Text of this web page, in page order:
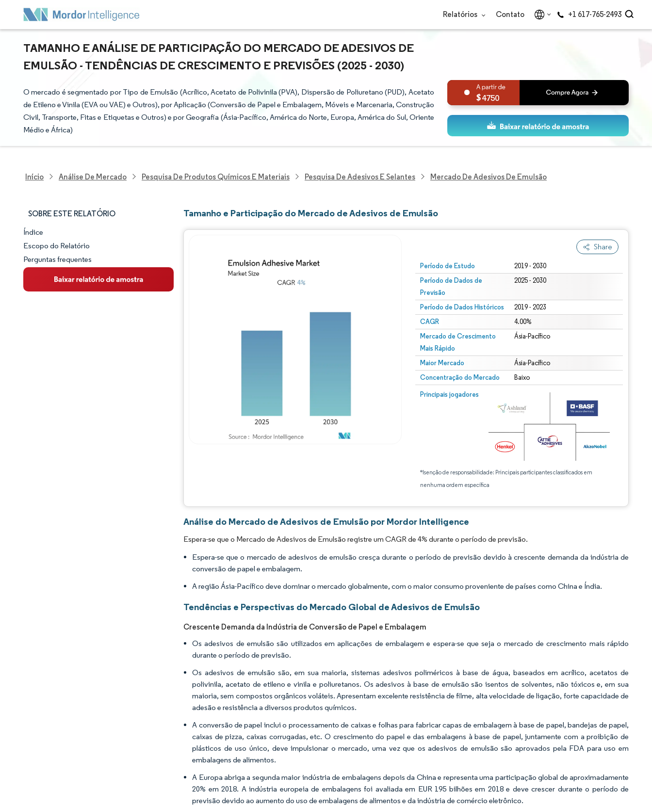
Relatórios Contato +1 617-765-2493
TAMANHO E ANÁLISE DE PARTICIPAÇÃO DO MERCADO DE ADESIVOS DE
EMULSÃO - TENDÊNCIAS DE CRESCIMENTO E PREVISÕES (2025 - 2030)
O mercado é segmentado por Tipo de Emulsão (Acrílico, Acetato de Polivinila (PVA), Dispersão de Poliuretano (PUD), Acetato
de Etileno e Vinila (EVA ou VAE) e Outros), por Aplicação (Conversão de Papel e Embalagem, Móveis e Marcenaria, Construção
Civil, Transporte, Fitas e Etiquetas e Outros) e por Geografia (Ásia-Pacífico, América do Norte, Europa, América do Sul, Oriente
Médio e África)
4750
Início Análise De Mercado Pesquisa De Produtos Químicos E Materiais Pesquisa De Adesivos E Selantes Mercado De Adesivos De Emulsão
SOBRE ESTE RELATÓRIO
Panorama do Mercado
Visão Geral do Mercado
Principais Tendências de Mercado
Índice
Escopo do Relatório
Perguntas frequentes
Tamanho e Participação do Mercado de Adesivos de Emulsão
Share
Período de Estudo 2019 - 2030
Período de Dados de
Previsão
2025 - 2030
Período de Dados Históricos 2019 - 2023
CAGR 4.00%
Mercado de Crescimento
Mais Rápido
Ásia-Pacífico
Maior Mercado Ásia-Pacífico
Concentração do Mercado Baixo
Principais jogadores
*Isenção de responsabilidade: Principais participantes classificados em
nenhuma ordem específica
Análise do Mercado de Adesivos de Emulsão por Mordor Intelligence
Espera-se que o Mercado de Adesivos de Emulsão registre um CAGR de 4% durante o período de previsão.
Espera-se que o mercado de adesivos de emulsão cresça durante o período de previsão devido à crescente demanda da indústria de
conversão de papel e embalagem.
A região Ásia-Pacífico deve dominar o mercado globalmente, com o maior consumo proveniente de países como China e Índia.
Tendências e Perspectivas do Mercado Global de Adesivos de Emulsão
Crescente Demanda da Indústria de Conversão de Papel e Embalagem
Os adesivos de emulsão são utilizados em aplicações de embalagem e espera-se que seja o mercado de crescimento mais rápido
durante o período de previsão.
Os adesivos de emulsão são, em sua maioria, sistemas adesivos poliméricos à base de água, baseados em acrílico, acetatos de
polivinila, acetato de etileno e vinila e poliuretanos. Os adesivos à base de emulsão são isentos de solventes, não tóxicos e, em sua
maioria, sem compostos orgânicos voláteis. Apresentam excelente resistência de filme, alta velocidade de ligação, forte capacidade de
adesão e resistência a diversos produtos químicos.
A conversão de papel inclui o processamento de caixas e folhas para fabricar capas de embalagem à base de papel, bandejas de papel,
caixas de pizza, caixas corrugadas, etc. O crescimento do papel e das embalagens à base de papel, juntamente com a proibição de
plásticos de uso único, deve impulsionar o mercado, uma vez que os adesivos de emulsão são aprovados pela FDA para uso em
embalagens de alimentos.
A Europa abriga a segunda maior indústria de embalagens depois da China e representa uma participação global de aproximadamente
20% em 2018. A indústria europeia de embalagens foi avaliada em EUR 195 bilhões em 2018 e deve crescer durante o período de
previsão devido ao aumento do uso de embalagens de alimentos e da indústria de comércio eletrônico.